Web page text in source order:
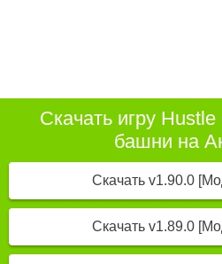
Скачать игру
башни на
Скачать v1.90.0
Скачать v1.89.0